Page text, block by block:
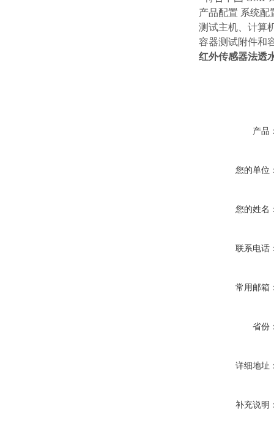
产品配置 系统配
测试主机、计算
容器测试附件和
红外传感器法透
产品
您的单位
您的姓名
联系电话
常用邮箱
省份
详细地址
补充说明